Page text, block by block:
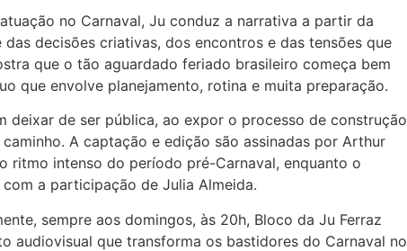
no Carnaval, Ju conduz a narrativa a partir da
decisões criativas, dos encontros e das tensões que
que o tão aguardado feriado brasileiro começa bem
que envolve planejamento, rotina e muita preparação.
deixar de ser pública, ao expor o processo de construção
A captação e edição são assinadas por Arthur
ritmo intenso do período pré-Carnaval, enquanto o
a participação de Julia Almeida.
sempre aos domingos, às 20h, Bloco da Ju Ferraz
audiovisual que transforma os bastidores do Carnaval no